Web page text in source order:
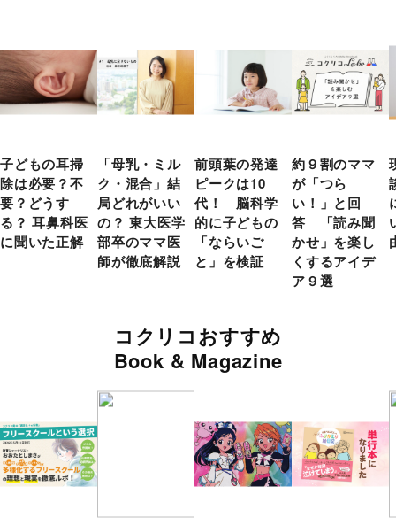
子どもの耳掃
除は必要？不
要？どうす
る？ 耳鼻科医
に聞いた正解
「母乳・ミル
ク・混合」結
局どれがいい
の？ 東大医学
部卒のママ医
師が徹底解説
前頭葉の発達
ピークは10
代！ 脳科学
的に子どもの
「ならいご
と」を検証
約９割のママ
が「つら
い！」と回
答 「読み聞
かせ」を楽し
くするアイデ
ア９選
コクリコおすすめ
Book & Magazine